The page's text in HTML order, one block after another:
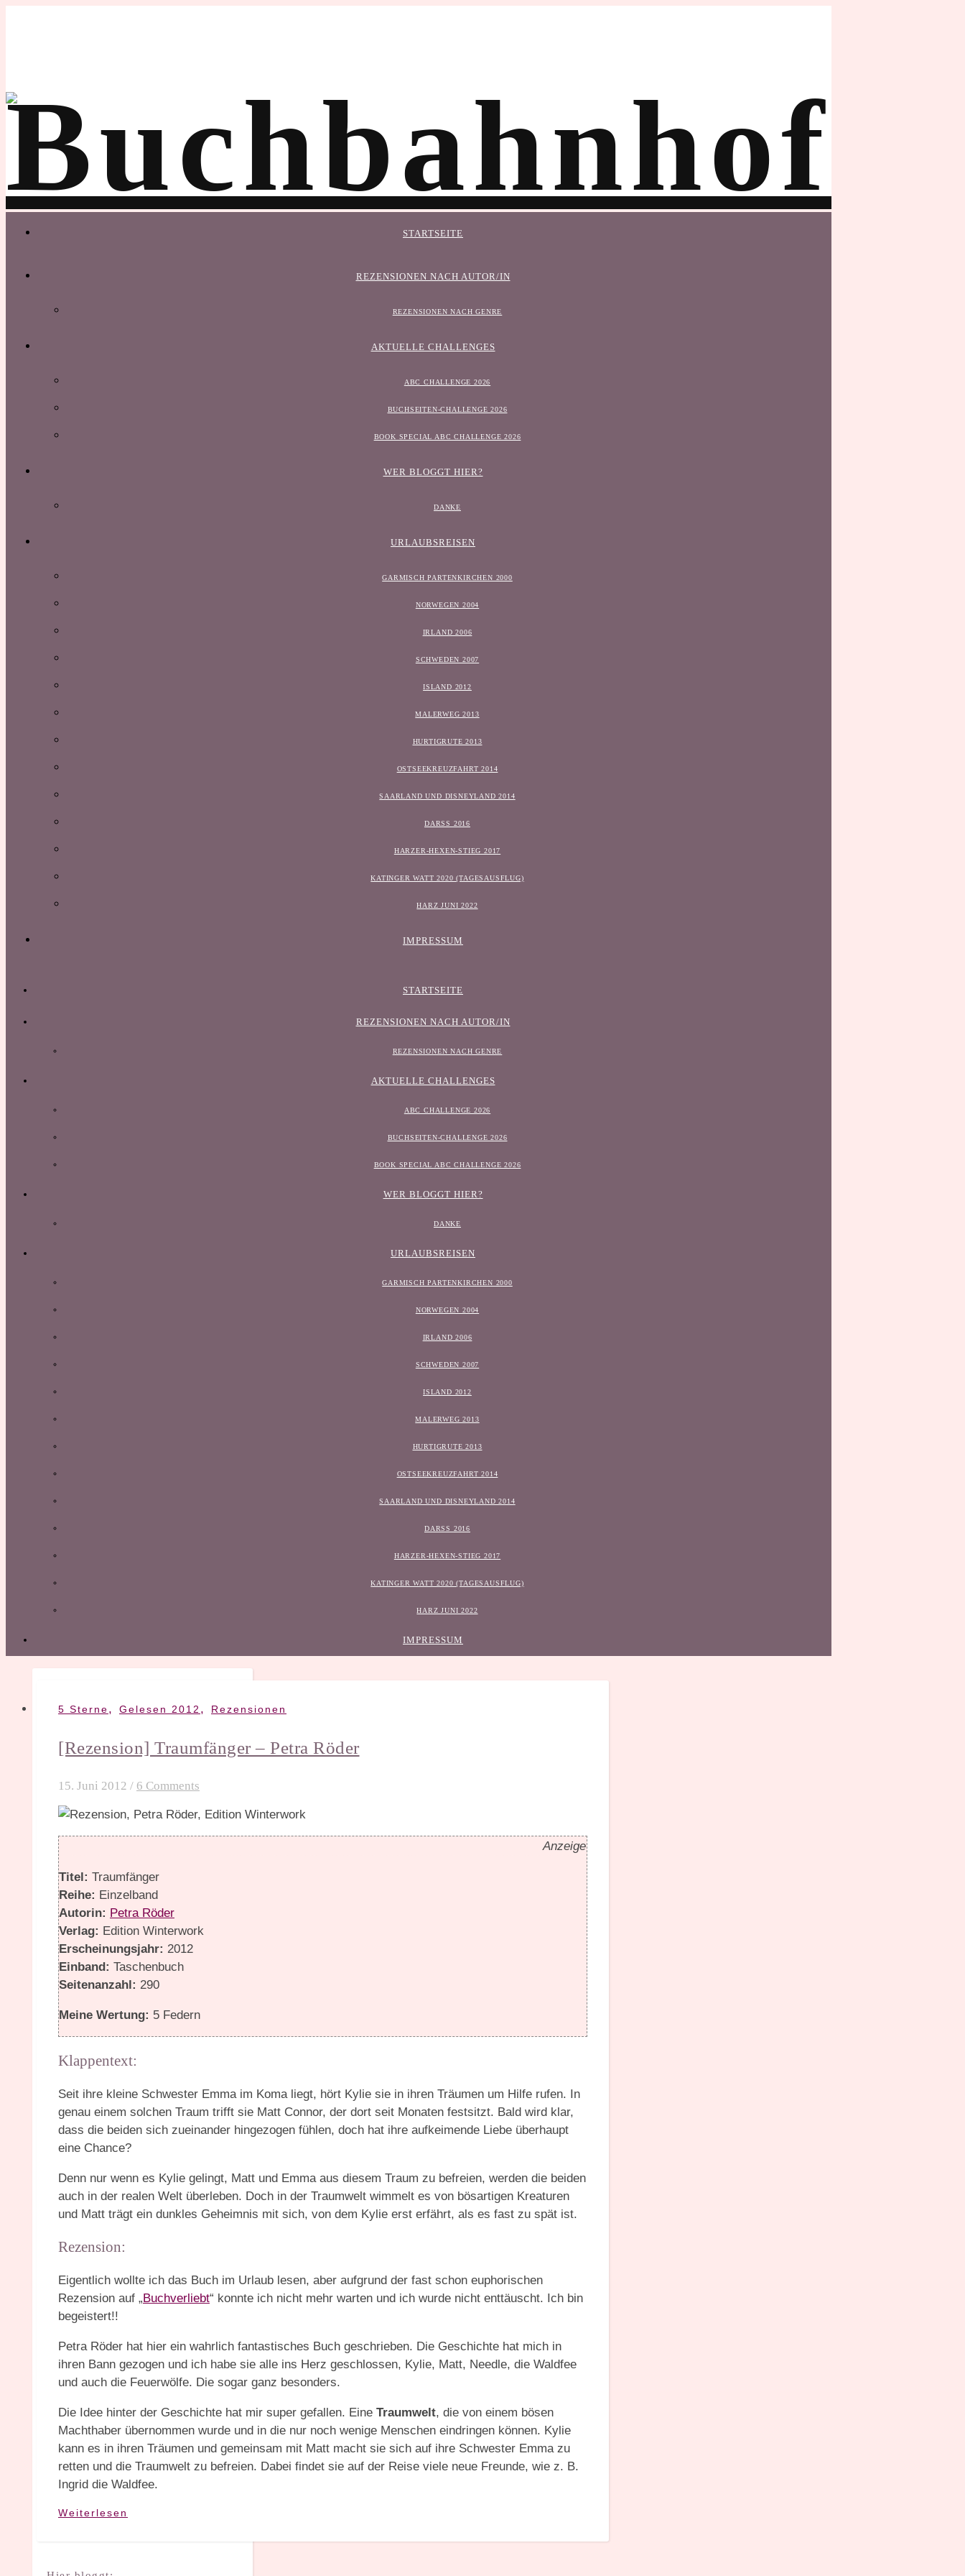
STARTSEITE
REZENSIONEN NACH AUTOR/IN
REZENSIONEN NACH GENRE
AKTUELLE CHALLENGES
ABC CHALLENGE 2026
BUCHSEITEN-CHALLENGE 2026
BOOK SPECIAL ABC CHALLENGE 2026
WER BLOGGT HIER?
DANKE
URLAUBSREISEN
GARMISCH PARTENKIRCHEN 2000
NORWEGEN 2004
IRLAND 2006
SCHWEDEN 2007
ISLAND 2012
MALERWEG 2013
HURTIGRUTE 2013
OSTSEEKREUZFAHRT 2014
SAARLAND UND DISNEYLAND 2014
DARSS 2016
HARZER-HEXEN-STIEG 2017
KATINGER WATT 2020 (TAGESAUSFLUG)
HARZ JUNI 2022
IMPRESSUM
STARTSEITE
REZENSIONEN NACH AUTOR/IN
REZENSIONEN NACH GENRE
AKTUELLE CHALLENGES
ABC CHALLENGE 2026
BUCHSEITEN-CHALLENGE 2026
BOOK SPECIAL ABC CHALLENGE 2026
WER BLOGGT HIER?
DANKE
URLAUBSREISEN
GARMISCH PARTENKIRCHEN 2000
NORWEGEN 2004
IRLAND 2006
SCHWEDEN 2007
ISLAND 2012
MALERWEG 2013
HURTIGRUTE 2013
OSTSEEKREUZFAHRT 2014
SAARLAND UND DISNEYLAND 2014
DARSS 2016
HARZER-HEXEN-STIEG 2017
KATINGER WATT 2020 (TAGESAUSFLUG)
HARZ JUNI 2022
IMPRESSUM
5 Sterne, Gelesen 2012 , Rezensionen
[Rezension] Traumfänger – Petra Röder
15. Juni 2012 / 6 Comments
Anzeige
Titel: Traumfänger
Reihe: Einzelband
Autorin: Petra Röder
Verlag: Edition Winterwork
Erscheinungsjahr: 2012
Einband: Taschenbuch
Seitenanzahl: 290
Meine Wertung: 5 Federn
Klappentext:
Seit ihre kleine Schwester Emma im Koma liegt, hört Kylie sie in ihren Träumen um Hilfe rufen. In
genau einem solchen Traum trifft sie Matt Connor, der dort seit Monaten festsitzt. Bald wird klar,
dass die beiden sich zueinander hingezogen fühlen, doch hat ihre aufkeimende Liebe überhaupt
eine Chance?
Denn nur wenn es Kylie gelingt, Matt und Emma aus diesem Traum zu befreien, werden die beiden
auch in der realen Welt überleben. Doch in der Traumwelt wimmelt es von bösartigen Kreaturen
und Matt trägt ein dunkles Geheimnis mit sich, von dem Kylie erst erfährt, als es fast zu spät ist.
Rezension:
Eigentlich wollte ich das Buch im Urlaub lesen, aber aufgrund der fast schon euphorischen
Rezension auf „Buchverliebt“ konnte ich nicht mehr warten und ich wurde nicht enttäuscht. Ich bin
begeistert!!
Petra Röder hat hier ein wahrlich fantastisches Buch geschrieben. Die Geschichte hat mich in
ihren Bann gezogen und ich habe sie alle ins Herz geschlossen, Kylie, Matt, Needle, die Waldfee
und auch die Feuerwölfe. Die sogar ganz besonders.
Die Idee hinter der Geschichte hat mir super gefallen. Eine Traumwelt, die von einem bösen
Machthaber übernommen wurde und in die nur noch wenige Menschen eindringen können. Kylie
kann es in ihren Träumen und gemeinsam mit Matt macht sie sich auf ihre Schwester Emma zu
retten und die Traumwelt zu befreien. Dabei findet sie auf der Reise viele neue Freunde, wie z. B.
Ingrid die Waldfee.
Weiterlesen